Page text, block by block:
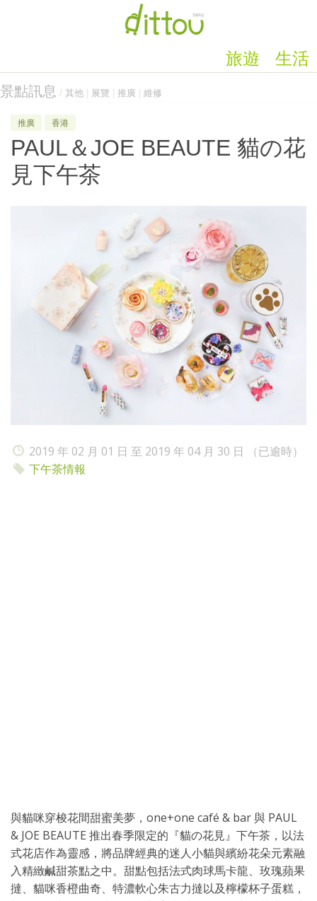
生活
旅遊
景點訊息 / 其他 展覽 推廣 維修
推廣 香港
PAUL＆JOE BEAUTE 貓の花
見下午茶
2019 年 02 月 01 日 至 2019 年 04 月 30 日 （已逾時）
下午茶情報
與貓咪穿梭花間甜蜜美夢，one+one café & bar 與 PAUL
& JOE BEAUTE 推出春季限定的『貓の花見』下午茶，以法
式花店作為靈感，將品牌經典的迷人小貓與繽紛花朵元素融
入精緻鹹甜茶點之中。甜點包括法式肉球馬卡龍、玫瑰蘋果
撻、貓咪香橙曲奇、特濃軟心朱古力撻以及檸檬杯子蛋糕，